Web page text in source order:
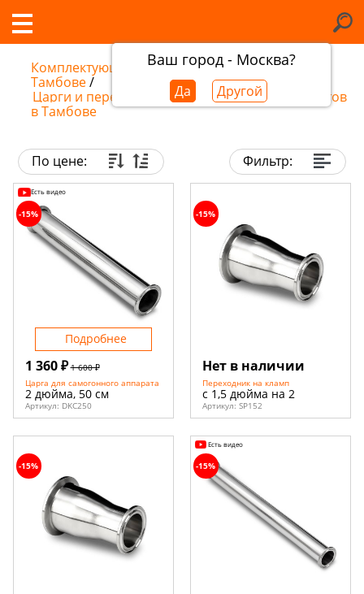
Ваш город - Москва?
Да Другой
Комплектующие самогонных аппаратов в
Тамбове/
Царги и переходники для самогонных аппаратов
в Тамбове
По цене: Фильтр:
Нет в наличии
Переходник на кламп
с 1,5 дюйма на 2
Артикул: SP152
-15%
-15%
Есть видео
-15%
Есть видео
1 360 ₽ 1 600 ₽
Царга для самогонного аппарата
2 дюйма, 50 см
Артикул: DKC250
-15%
Подробнее